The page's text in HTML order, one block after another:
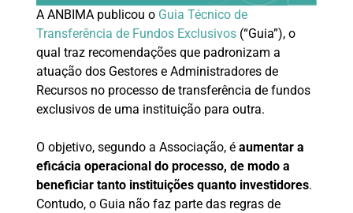
A ANBIMA publicou o Guia Técnico de
Transferência de Fundos Exclusivos(“Guia”), o
qual traz recomendações que padronizam a
atuação dos Gestores e Administradores de
Recursos no processo de transferência de fundos
exclusivos de uma instituição para outra.
O objetivo, segundo a Associação, éaumentar a
eficácia operacional do processo, de modo a
beneficiar tanto instituições quanto investidores.
Contudo, o Guia não faz parte das regras de